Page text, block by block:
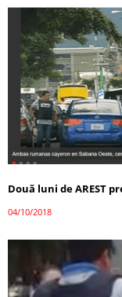
Două luni de AREST
04/10/2018